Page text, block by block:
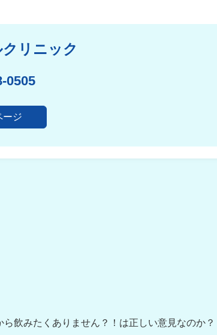
リニック
0505
ージ
飲みたくありません？！は正しい意見なのか？